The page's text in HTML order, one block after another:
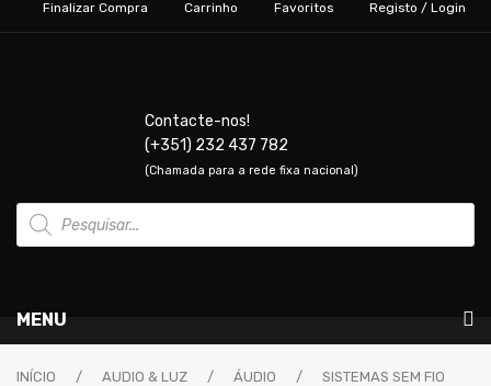
Finalizar Compra Carrinho Favoritos Registo / Login
Contacte-nos!
(+351) 232 437 782
(Chamada para a rede fixa nacional)
Products
search
MENU
Instrumentos Musicais
INÍCIO / AUDIO & LUZ / ÁUDIO /
SISTEMAS SEM FIO